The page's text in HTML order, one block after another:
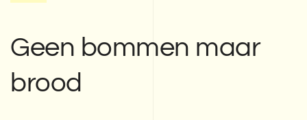
Geen bommen maar
brood